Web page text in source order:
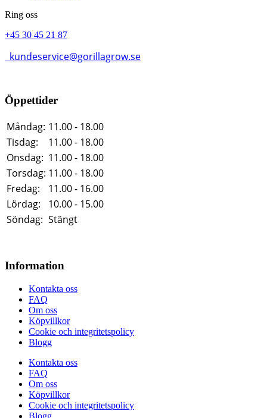
Ring oss
+45 30 45 21 87
kundeservice@gorillagrow.se
Öppettider
Måndag: 11.00 - 18.00
Tisdag:
11.00 - 18.00
Onsdag: 11.00 - 18.00
Torsdag: 11.00 - 18.00
Fredag:
11.00 - 16.00
Lördag:
10.00 - 15.00
Söndag: Stängt
Information
Kontakta oss
FAQ
Om oss
Köpvillkor
Cookie och integritetspolicy
Blogg
Kontakta oss
FAQ
Om oss
Köpvillkor
Cookie och integritetspolicy
Blogg